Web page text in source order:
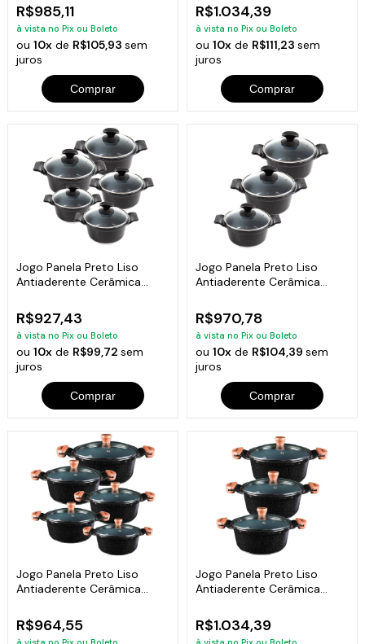
R$985,11
à vista no Pix ou Boleto
ou10x de R$105,93sem
juros
Comprar
R$1.034,39
à vista no Pix ou Boleto
ou 10xde R$111,23 sem
juros
Comprar
Jogo Panela Preto Liso
Antiaderente Cerâmica
R$927,43
à vista no Pix ou Boleto
ou10x de R$99,72sem
juros
Comprar
Jogo Panela Preto Liso
Antiaderente Cerâmica
R$970,78
à vista no Pix ou Boleto
ou 10xde R$104,39 sem
juros
Comprar
Jogo Panela Preto Liso
Antiaderente Cerâmica
R$964,55
Jogo Panela Preto Liso
Antiaderente Cerâmica
R$1.034,39